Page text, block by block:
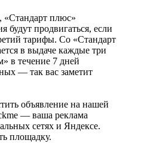
«Стандарт плюс»
продвигаться, если
тарифы. Со «Стандарт
в выдаче каждые три
в течение 7 дней
— так вас заметит
объявление на нашей
— ваша реклама
сетях и Яндексе.
площадку.